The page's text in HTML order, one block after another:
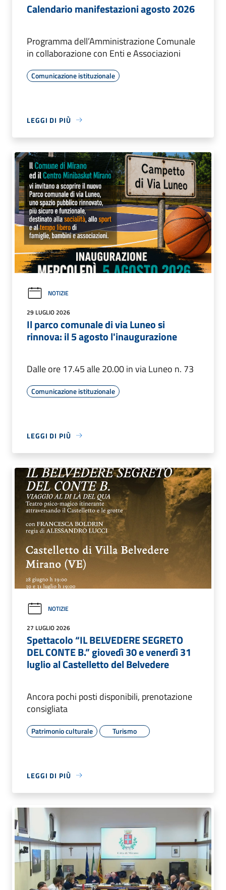
Calendario manifestazioni agosto 2026
Programma dell’Amministrazione Comunale
in collaborazione con Enti e Associazioni
Comunicazione istituzionale
LEGGI DI PIÙ
NOTIZIE
29 LUGLIO 2026
Il parco comunale di via Luneo si
rinnova: il 5 agosto l'inaugurazione
Dalle ore 17.45 alle 20.00 in via Luneo n. 73
Comunicazione istituzionale
LEGGI DI PIÙ
NOTIZIE
27 LUGLIO 2026
Spettacolo “IL BELVEDERE SEGRETO
DEL CONTE B.” giovedì 30 e venerdì 31
luglio al Castelletto del Belvedere
Ancora pochi posti disponibili, prenotazione
consigliata
Patrimonio culturale Turismo
LEGGI DI PIÙ